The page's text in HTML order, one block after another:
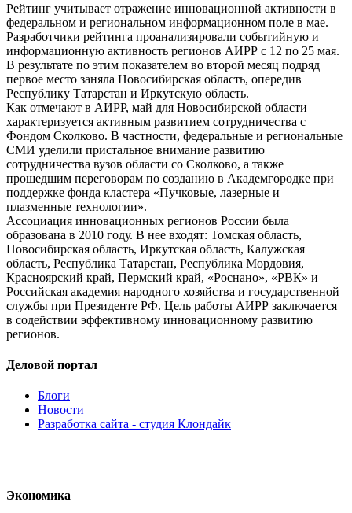
Рейтинг учитывает отражение инновационной активности в
федеральном и региональном информационном поле в мае.
Разработчики рейтинга проанализировали событийную и
информационную активность регионов АИРР с 12 по 25 мая.
В результате по этим показателем во второй месяц подряд
первое место заняла Новосибирская область, опередив
Республику Татарстан и Иркутскую область.
Как отмечают в АИРР, май для Новосибирской области
характеризуется активным развитием сотрудничества с
Фондом Сколково. В частности, федеральные и региональные
СМИ уделили пристальное внимание развитию
сотрудничества вузов области со Сколково, а также
прошедшим переговорам по созданию в Академгородке при
поддержке фонда кластера «Пучковые, лазерные и
плазменные технологии».
Ассоциация инновационных регионов России была
образована в 2010 году. В нее входят: Томская область,
Новосибирская область, Иркутская область, Калужская
область, Республика Татарстан, Республика Мордовия,
Красноярский край, Пермский край, «Роснано», «РВК» и
Российская академия народного хозяйства и государственной
службы при Президенте РФ. Цель работы АИРР заключается
в содействии эффективному инновационному развитию
регионов.
Деловой портал
Блоги
Новости
Разработка сайта - студия Клондайк
Экономика